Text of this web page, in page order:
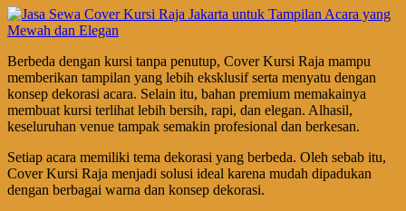
Berbeda dengan kursi tanpa penutup, Cover Kursi Raja mampu
memberikan tampilan yang lebih eksklusif serta menyatu dengan
konsep dekorasi acara. Selain itu, bahan premium memakainya
membuat kursi terlihat lebih bersih, rapi, dan elegan. Alhasil,
keseluruhan venue tampak semakin profesional dan berkesan.
Setiap acara memiliki tema dekorasi yang berbeda. Oleh sebab itu,
Cover Kursi Raja menjadi solusi ideal karena mudah dipadukan
dengan berbagai warna dan konsep dekorasi.